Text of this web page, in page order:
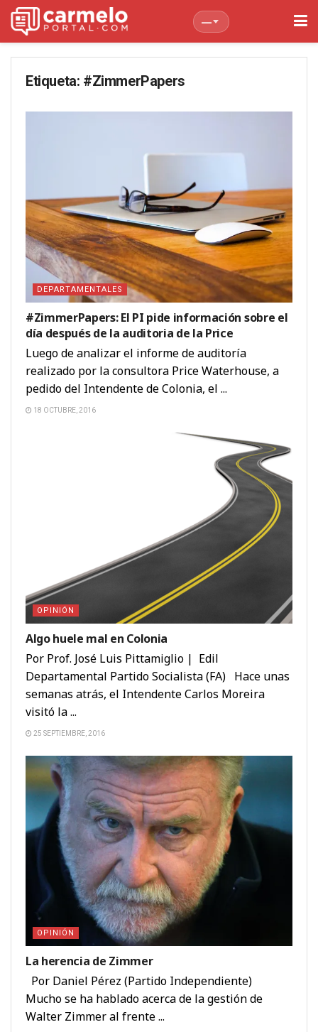
—
Etiqueta: #ZimmerPapers
DEPARTAMENTALES
#ZimmerPapers: El PI pide información sobre el
día después de la auditoria de la Price
Luego de analizar el informe de auditoría
realizado por la consultora Price Waterhouse, a
pedido del Intendente de Colonia, el ...
18 OCTUBRE, 2016
OPINIÓN
Algo huele mal en Colonia
Por Prof. José Luis Pittamiglio | Edil
Departamental Partido Socialista (FA) Hace unas
semanas atrás, el Intendente Carlos Moreira
visitó la ...
25 SEPTIEMBRE, 2016
OPINIÓN
La herencia de Zimmer
Por Daniel Pérez (Partido Independiente)
Mucho se ha hablado acerca de la gestión de
Walter Zimmer al frente ...